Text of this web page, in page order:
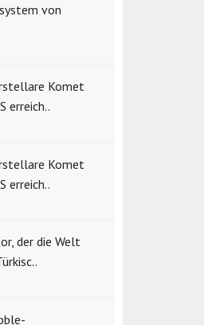
von
Komet
erreich..
Komet
erreich..
der die Welt